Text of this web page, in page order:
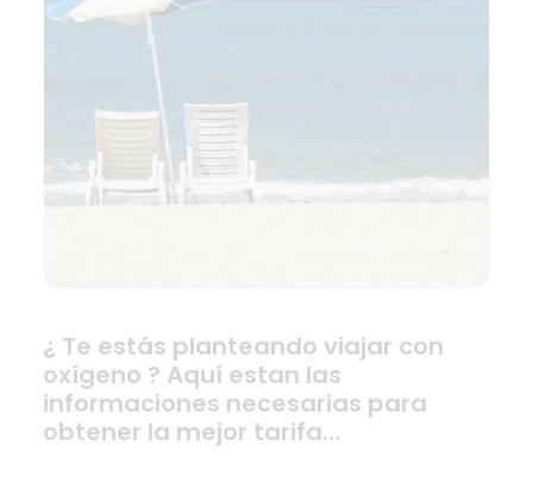
¿ Te estás planteando viajar con
oxígeno ? Aquí estan las
informaciones necesarias para
obtener la mejor tarifa…